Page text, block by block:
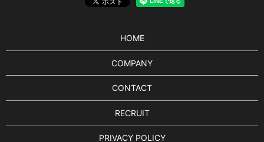
HOME
COMPANY
CONTACT
RECRUIT
PRIVACY POLICY